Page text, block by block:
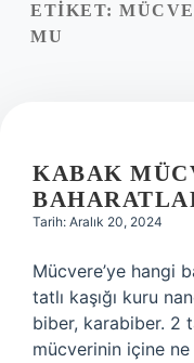
Yasal Uyarı
ETIKET:
MU
KABAK
Tarih: Aralık 20, 2024
Mücvere’ye hangi
tatlı kaşığı kuru
biber, karabiber. 2
mücverinin içine ne